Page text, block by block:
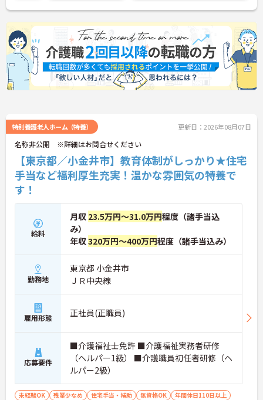
特別養護老人ホーム（特養） 更新日：2026年08月07日
名称非公開 ※詳細はお問合せください
【東京都／小金井市】教育体制がしっかり★住宅
手当など福利厚生充実！温かな雰囲気の特養で
す！
給料
月収 23.5万円～31.0万円程度（諸手当込
み）
年収320万円～400万円程度（諸手当込み）
勤務地
東京都 小金井市
ＪＲ中央線
雇用形態 正社員(正職員)
応募要件
■介護福祉士免許 ■介護福祉実務者研修
（ヘルパー1級） ■介護職員初任者研修（ヘ
ルパー2級）
未経験OK 残業少なめ 住宅手当・補助 無資格OK
年間休日110日以上